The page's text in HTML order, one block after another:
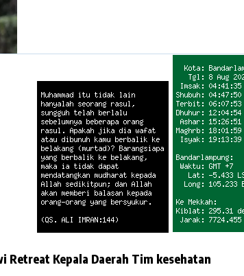
Retreat Kepala Daerah Tim kesehatan